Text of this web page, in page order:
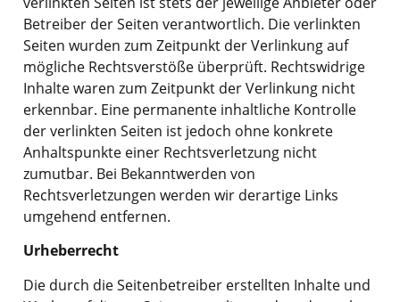
Betreiber der Seiten verantwortlich. Die verlinkten
Seiten wurden zum Zeitpunkt der Verlinkung auf
mögliche Rechtsverstöße überprüft. Rechtswidrige
Inhalte waren zum Zeitpunkt der Verlinkung nicht
erkennbar. Eine permanente inhaltliche Kontrolle
der verlinkten Seiten ist jedoch ohne konkrete
Anhaltspunkte einer Rechtsverletzung nicht
zumutbar. Bei Bekanntwerden von
Rechtsverletzungen werden wir derartige Links
umgehend entfernen.
Urheberrecht
Die durch die Seitenbetreiber erstellten Inhalte und